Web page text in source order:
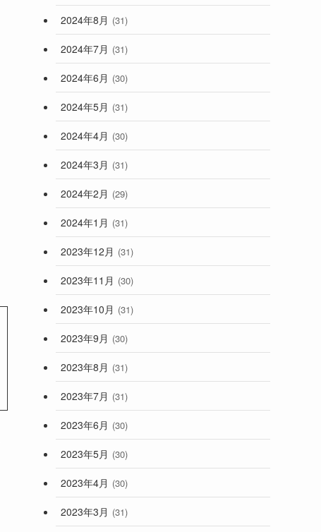
2024年8月 (31)
2024年7月 (31)
2024年6月 (30)
2024年5月 (31)
2024年4月 (30)
2024年3月 (31)
2024年2月 (29)
2024年1月 (31)
2023年12月 (31)
2023年11月 (30)
2023年10月 (31)
2023年9月 (30)
2023年8月 (31)
2023年7月 (31)
2023年6月 (30)
2023年5月 (30)
2023年4月 (30)
2023年3月 (31)